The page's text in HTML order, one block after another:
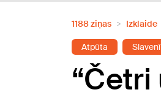
1188 ziņas Izklaide
Atpūta